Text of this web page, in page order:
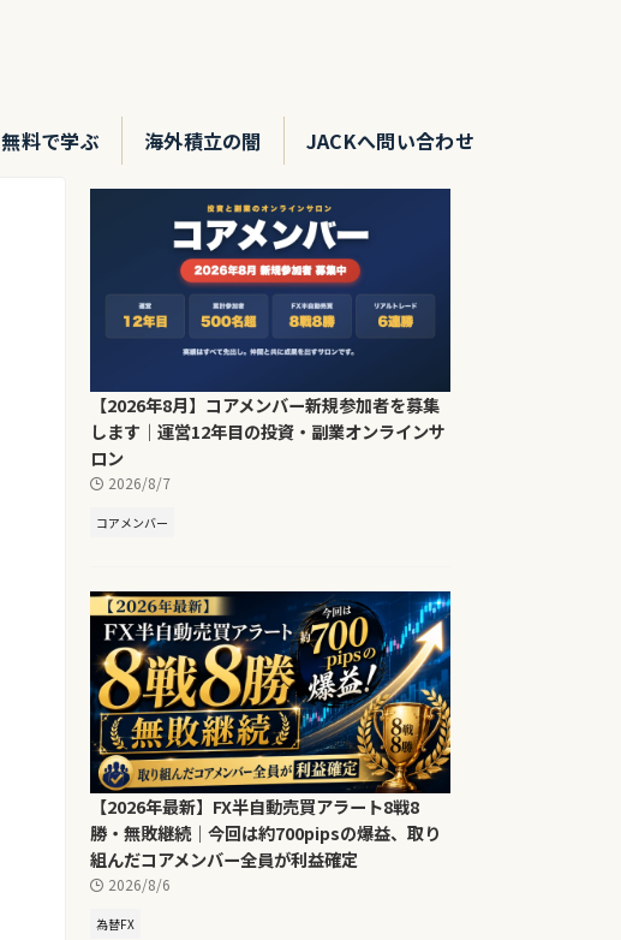
無料で学ぶ 海外積立の闇 JACKへ問い合わせ
【2026年8月】コアメンバー新規参加者を募集
します｜運営12年目の投資・副業オンラインサ
ロン
2026/8/7
コアメンバー
【2026年最新】FX半自動売買アラート8戦8
勝・無敗継続｜今回は約700pipsの爆益、取り
組んだコアメンバー全員が利益確定
2026/8/6
為替FX